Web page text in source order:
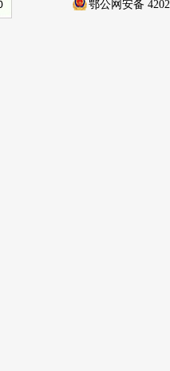
鄂公网安备